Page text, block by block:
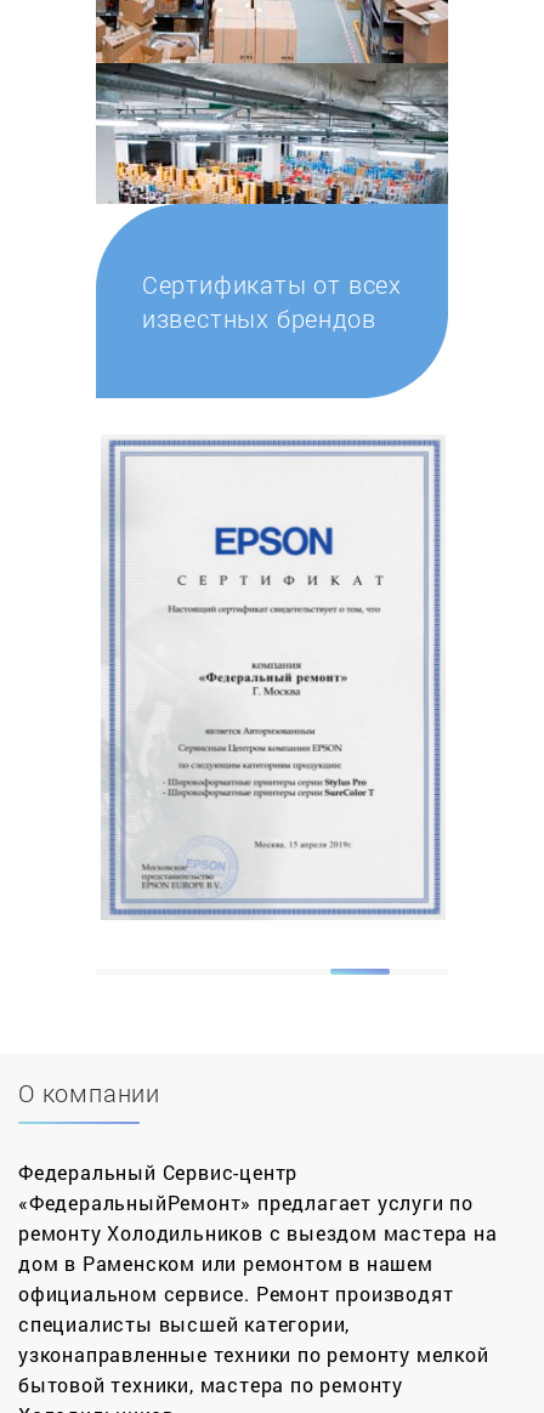
Сертификаты от всех
известных брендов
О компании
Федеральный Сервис-центр
«ФедеральныйРемонт» предлагает услуги по
ремонту Холодильников с выездом мастера на
дом в Раменском или ремонтом в нашем
официальном сервисе. Ремонт производят
специалисты высшей категории,
узконаправленные техники по ремонту мелкой
бытовой техники, мастера по ремонту